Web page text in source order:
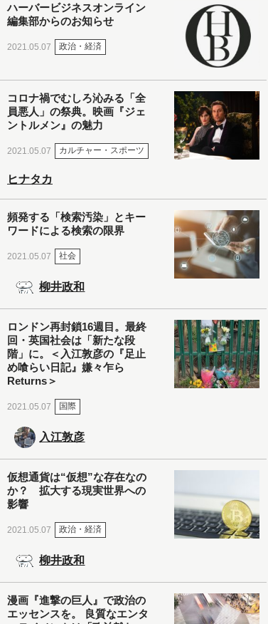
ハーバービジネスオンライン
編集部からのお知らせ
2021.05.07 政治・経済
コロナ禍でむしろ沁みる「全
員悪人」の祭典。映画『ジェ
ントルメン』の魅力
2021.05.07 カルチャー・スポーツ
ヒナタカ
頻発する「検索汚染」とキー
ワードによる検索の限界
2021.05.07 社会
柳井政和
ロンドン再封鎖16週目。最終
回・英国社会は「新たな段
階」に。＜入江敦彦の『足止
め喰らい日記』嫌々乍ら
Returns＞
2021.05.07 国際
入江敦彦
仮想通貨は“仮想”な存在なの
か？ 拡大する現実世界への
影響
2021.05.07 政治・経済
柳井政和
漫画『進撃の巨人』で政治の
エッセンスを。 良質なエンタ